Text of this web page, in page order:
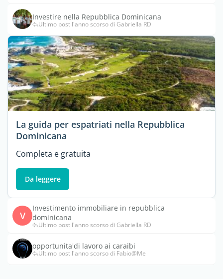
Investire nella Repubblica Dominicana
Ultimo post l'anno scorso di Gabriella RD
La guida per espatriati nella Repubblica
Dominicana
Completa e gratuita
Da leggere
V
Investimento immobiliare in repubblica
dominicana
Ultimo post l'anno scorso di Gabriella RD
opportunita'di lavoro ai caraibi
Ultimo post l'anno scorso di Fabio@Me